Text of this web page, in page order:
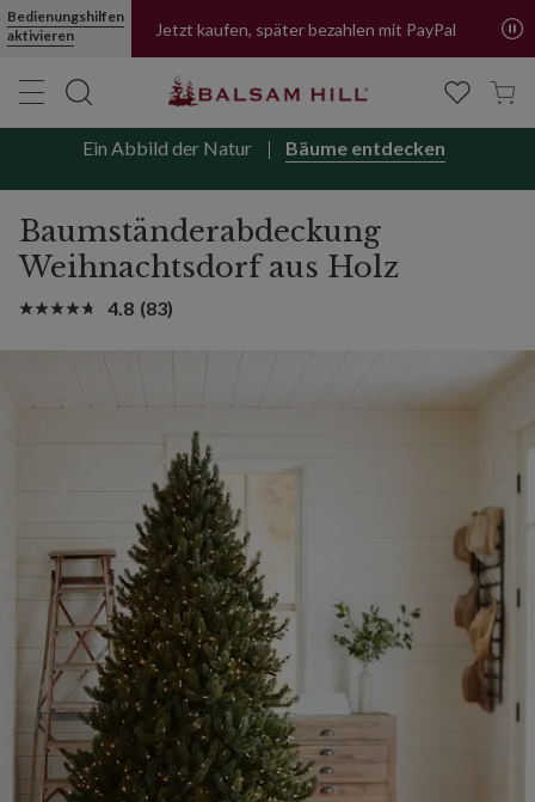
Bedienungshilfen
aktivieren
Jetzt kaufen, später bezahlen mit PayPal
Ein Abbild der Natur Bäume entdecken
Baumständerabdeckung
Weihnachtsdorf aus Holz
4.8 (83)